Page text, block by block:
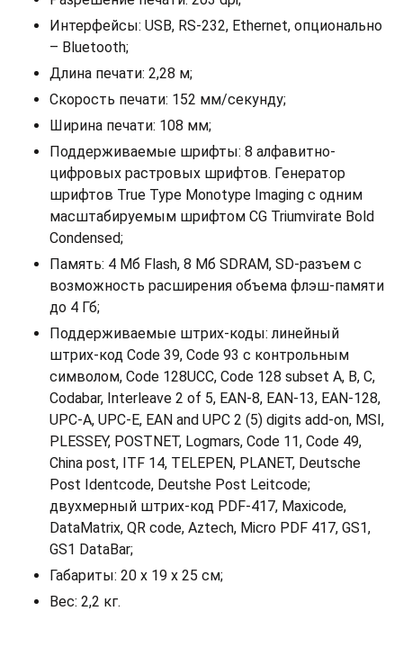
Интерфейсы: USB, RS-232, Ethernet, опционально
– Bluetooth;
Длина печати: 2,28 м;
Скорость печати: 152 мм/секунду;
Ширина печати: 108 мм;
Поддерживаемые шрифты: 8 алфавитно-
цифровых растровых шрифтов. Генератор
шрифтов True Type Monotype Imaging с одним
масштабируемым шрифтом CG Triumvirate Bold
Condensed;
Память: 4 Мб Flash, 8 Мб SDRAM, SD-разъем с
возможность расширения объема флэш-памяти
до 4 Гб;
Поддерживаемые штрих-коды: линейный
штрих-код Code 39, Code 93 с контрольным
символом, Code 128UCC, Code 128 subset A, B, C,
Codabar, Interleave 2 of 5, EAN-8, EAN-13, EAN-128,
UPC-A, UPC-E, EAN and UPC 2 (5) digits add-on, MSI,
PLESSEY, POSTNET, Logmars, Code 11, Code 49,
China post, ITF 14, TELEPEN, PLANET, Deutsche
Post Identcode, Deutshe Post Leitcode;
двухмерный штрих-код PDF-417, Maxicode,
DataMatrix, QR code, Aztech, Micro PDF 417, GS1,
GS1 DataBar;
Габариты: 20 x 19 x 25 см;
Вес: 2,2 кг.